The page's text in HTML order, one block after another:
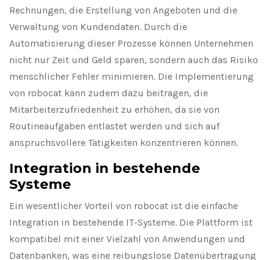
Rechnungen, die Erstellung von Angeboten und die
Verwaltung von Kundendaten. Durch die
Automatisierung dieser Prozesse können Unternehmen
nicht nur Zeit und Geld sparen, sondern auch das Risiko
menschlicher Fehler minimieren. Die Implementierung
von robocat kann zudem dazu beitragen, die
Mitarbeiterzufriedenheit zu erhöhen, da sie von
Routineaufgaben entlastet werden und sich auf
anspruchsvollere Tätigkeiten konzentrieren können.
Integration in bestehende
Systeme
Ein wesentlicher Vorteil von robocat ist die einfache
Integration in bestehende IT-Systeme. Die Plattform ist
kompatibel mit einer Vielzahl von Anwendungen und
Datenbanken, was eine reibungslose Datenübertragung